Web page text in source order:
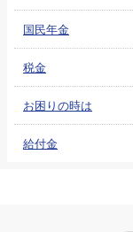
国民年金
税金
お困りの時は
給付金